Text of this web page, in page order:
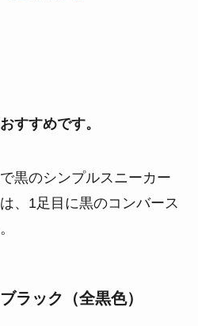
すすめです。
黒のシンプルスニーカー
、1足目に黒のコンバース
ラック（全黒色）